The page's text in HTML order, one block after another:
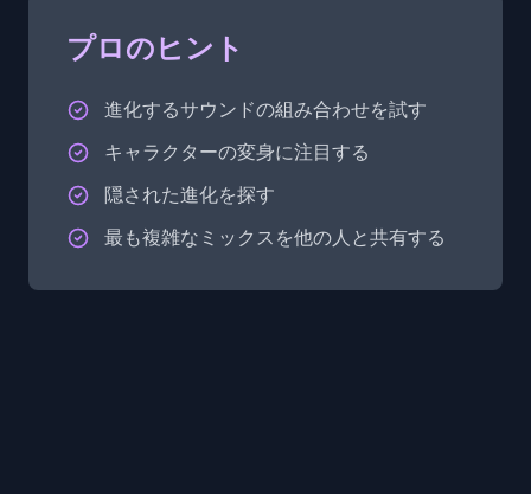
プロのヒント
進化するサウンドの組み合わせを試す
キャラクターの変身に注目する
隠された進化を探す
最も複雑なミックスを他の人と共有する